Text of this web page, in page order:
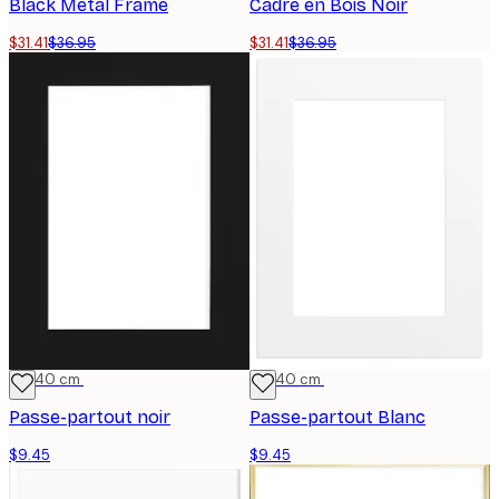
Black Metal Frame
$31.41$36.95
Cadre en Bois Noir
$31.41$36.95
30x40 cm
Passe-partout noir
$9.45
30x40 cm
Passe-partout Blanc
$9.45